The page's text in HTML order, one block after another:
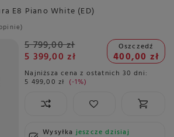
E8 Piano White (ED)
5 799,00 zł
5 399,00 zł
Oszczedź
400,00 zł
Najniższa cena z ostatnich 30 dni:
5 499,00 zł -1%
Wysyłkajeszcze dzisiaj